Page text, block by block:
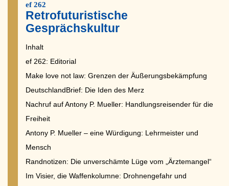
ef 262
Retrofuturistische
Gesprächskultur
Inhalt
ef 262: Editorial
Make love not law: Grenzen der Äußerungsbekämpfung
DeutschlandBrief: Die Iden des Merz
Nachruf auf Antony P. Mueller: Handlungsreisender für die
Freiheit
Antony P. Mueller – eine Würdigung: Lehrmeister und
Mensch
Randnotizen: Die unverschämte Lüge vom „Ärztemangel“
Im Visier, die Waffenkolumne: Drohnengefahr und